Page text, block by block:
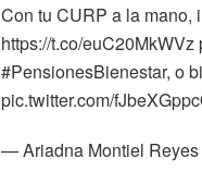
Con tu CURP a la mano,
https://t.co/
#PensionesBienestar, o
pic.twitter.com/
— Ariadna Montiel Reyes